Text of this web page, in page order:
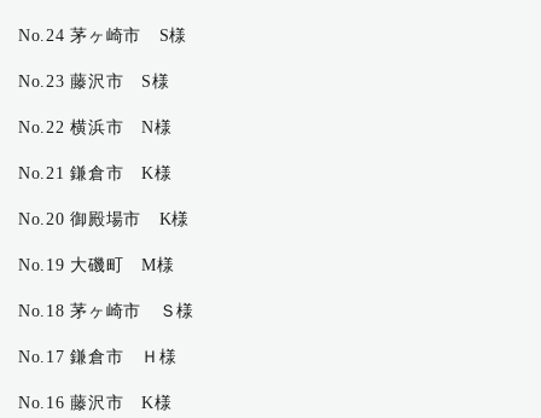
No.24 茅ヶ崎市 S様
No.23 藤沢市 S様
No.22 横浜市 N様
No.21 鎌倉市 K様
No.20 御殿場市 K様
No.19 大磯町 M様
No.18 茅ヶ崎市 Ｓ様
No.17 鎌倉市 Ｈ様
No.16 藤沢市 K様